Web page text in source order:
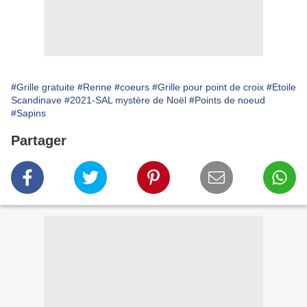
#Grille gratuite #Renne #coeurs #Grille pour point de croix #Etoile
Scandinave #2021-SAL mystère de Noël #Points de noeud
#Sapins
Partager